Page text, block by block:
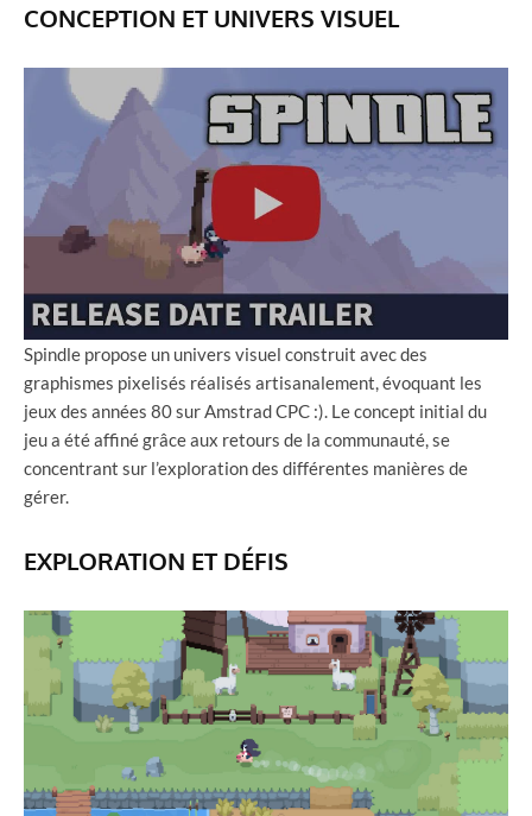
CONCEPTION ET UNIVERS VISUEL
Spindle propose un univers visuel construit avec des
graphismes pixelisés réalisés artisanalement, évoquant les
jeux des années 80 sur Amstrad CPC :). Le concept initial du
jeu a été affiné grâce aux retours de la communauté, se
concentrant sur l’exploration des différentes manières de
gérer.
EXPLORATION ET DÉFIS